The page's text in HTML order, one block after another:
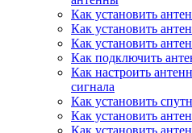
Как установить
Как установить
Как установить
Как подключить
Как настроить
сигнала
Как установить
Как установить
Как установить